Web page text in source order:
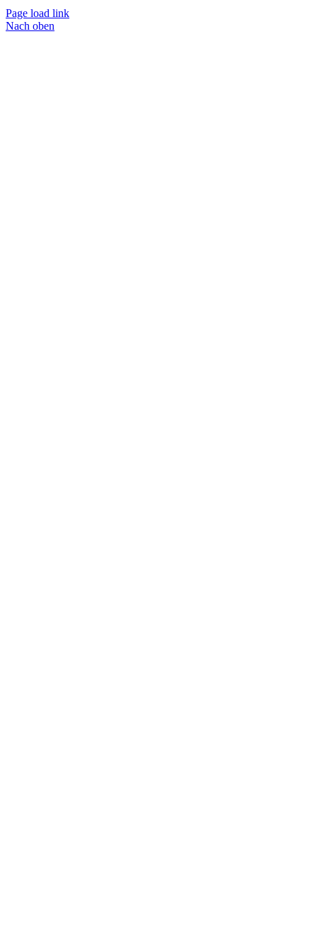
Page load link
Nach oben